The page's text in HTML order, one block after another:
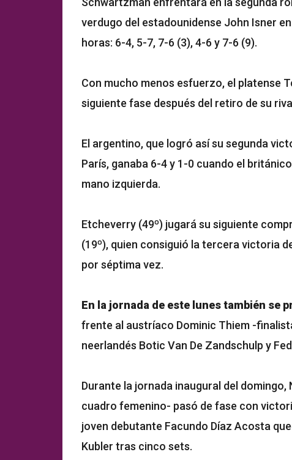
verdugo del estadounidense John Isner
horas: 6-4, 5-7, 7-6 (3), 4-6 y 7-6 (9).
Con mucho menos esfuerzo, el platense
siguiente fase después del retiro de su
El argentino, que logró así su segunda
París, ganaba 6-4 y 1-0 cuando el
mano izquierda.
Etcheverry (49º) jugará su siguiente
(19º), quien consiguió la tercera victoria
por séptima vez.
En la jornada de este lunes también se
frente al austríaco Dominic Thiem -
neerlandés Botic Van De Zandschulp y
Durante la jornada inaugural del
cuadro femenino- pasó de fase con
joven debutante Facundo Díaz Acosta
Kubler tras cinco sets.